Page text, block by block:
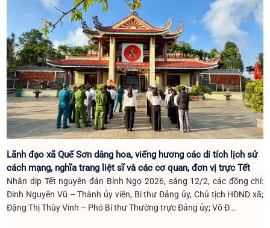
Lãnh đạo xã Quế Sơn dâng hoa, viếng hương các di tích lịch sử
cách mạng, nghĩa trang liệt sĩ và các cơ quan, đơn vị trực Tết
Nhân dịp Tết nguyên đán Bính Ngọ 2026, sáng 12/2, các đồng chí:
Đinh Nguyên Vũ – Thành ủy viên, Bí thư Đảng ủy, Chủ tịch HĐND xã;
Đặng Thị Thùy Vinh – Phó Bí thư Thường trực Đảng ủy; Võ Đ...